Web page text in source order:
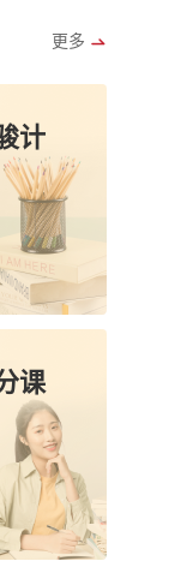
更多
计
课